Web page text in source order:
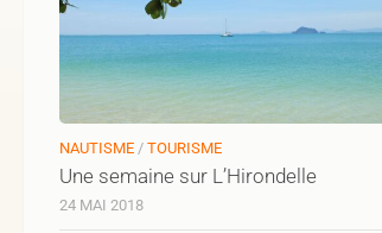
NAUTISME / TOURISME
Une semaine sur L’Hirondelle
24 MAI 2018